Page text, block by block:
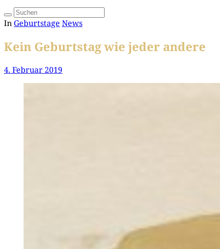
In Geburtstage News
Kein Geburtstag wie jeder andere
4. Februar 2019